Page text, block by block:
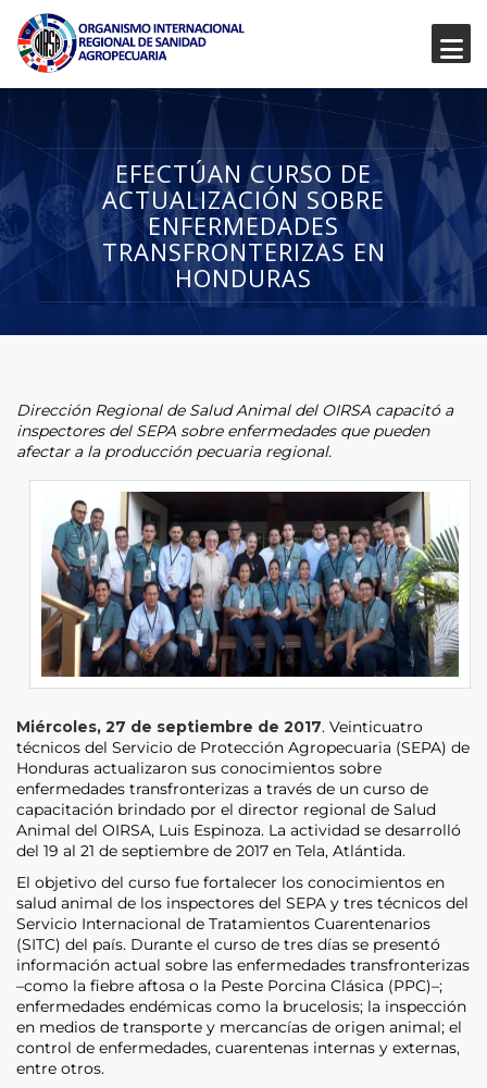
EFECTÚAN CURSO DE
ACTUALIZACIÓN SOBRE
ENFERMEDADES
TRANSFRONTERIZAS EN
HONDURAS
Dirección Regional de Salud Animal del OIRSA capacitó a
inspectores del SEPA sobre enfermedades que pueden
afectar a la producción pecuaria regional.
Miércoles, 27 de septiembre de 2017. Veinticuatro
técnicos del Servicio de Protección Agropecuaria (SEPA) de
Honduras actualizaron sus conocimientos sobre
enfermedades transfronterizas a través de un curso de
capacitación brindado por el director regional de Salud
Animal del OIRSA, Luis Espinoza. La actividad se desarrolló
del 19 al 21 de septiembre de 2017 en Tela, Atlántida.
El objetivo del curso fue fortalecer los conocimientos en
salud animal de los inspectores del SEPA y tres técnicos del
Servicio Internacional de Tratamientos Cuarentenarios
(SITC) del país. Durante el curso de tres días se presentó
información actual sobre las enfermedades transfronterizas
–como la fiebre aftosa o la Peste Porcina Clásica (PPC)–;
enfermedades endémicas como la brucelosis; la inspección
en medios de transporte y mercancías de origen animal; el
control de enfermedades, cuarentenas internas y externas,
entre otros.